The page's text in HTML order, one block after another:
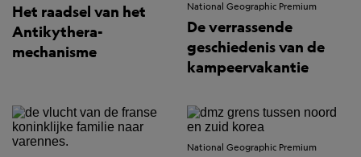
Het raadsel van het
Antikythera-
mechanisme
National Geographic Premium
De verrassende
geschiedenis van de
kampeervakantie
National Geographic Premium